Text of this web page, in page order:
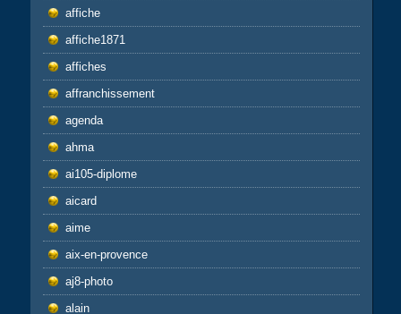
affiche
affiche1871
affiches
affranchissement
agenda
ahma
ai105-diplome
aicard
aime
aix-en-provence
aj8-photo
alain